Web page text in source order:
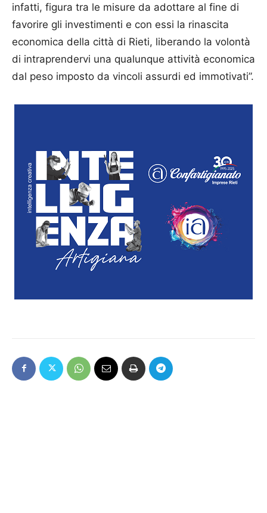
infatti, figura tra le misure da adottare al fine di
favorire gli investimenti e con essi la rinascita
economica della città di Rieti, liberando la volontà
di intraprendervi una qualunque attività economica
dal peso imposto da vincoli assurdi ed immotivati”.